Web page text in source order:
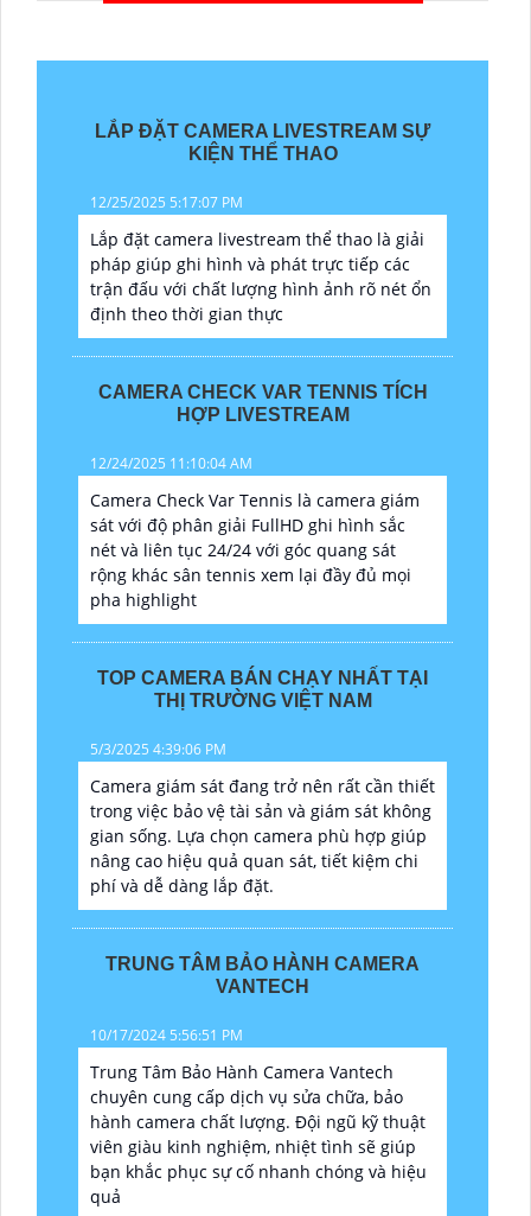
LẮP ĐẶT CAMERA LIVESTREAM SỰ
KIỆN THỂ THAO
12/25/2025 5:17:07 PM
Lắp đặt camera livestream thể thao là giải
pháp giúp ghi hình và phát trực tiếp các
trận đấu với chất lượng hình ảnh rõ nét ổn
định theo thời gian thực
CAMERA CHECK VAR TENNIS TÍCH
HỢP LIVESTREAM
12/24/2025 11:10:04 AM
Camera Check Var Tennis là camera giám
sát với độ phân giải FullHD ghi hình sắc
nét và liên tục 24/24 với góc quang sát
rộng khác sân tennis xem lại đầy đủ mọi
pha highlight
TOP CAMERA BÁN CHẠY NHẤT TẠI
THỊ TRƯỜNG VIỆT NAM
5/3/2025 4:39:06 PM
Camera giám sát đang trở nên rất cần thiết
trong việc bảo vệ tài sản và giám sát không
gian sống. Lựa chọn camera phù hợp giúp
nâng cao hiệu quả quan sát, tiết kiệm chi
phí và dễ dàng lắp đặt.
TRUNG TÂM BẢO HÀNH CAMERA
VANTECH
10/17/2024 5:56:51 PM
Trung Tâm Bảo Hành Camera Vantech
chuyên cung cấp dịch vụ sửa chữa, bảo
hành camera chất lượng. Đội ngũ kỹ thuật
viên giàu kinh nghiệm, nhiệt tình sẽ giúp
bạn khắc phục sự cố nhanh chóng và hiệu
quả